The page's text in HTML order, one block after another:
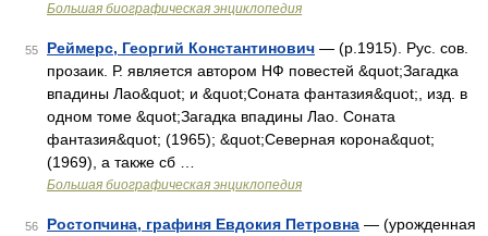
Большая биографическая энциклопедия
55 Реймерс, Георгий Константинович — (р.1915). Рус. сов.
прозаик. Р. является автором НФ повестей &quot;Загадка
впадины Лао&quot; и &quot;Соната фантазия&quot;, изд. в
одном томе &quot;Загадка впадины Лао. Соната
фантазия&quot; (1965); &quot;Северная корона&quot;
(1969), а также сб …
Большая биографическая энциклопедия
56 Ростопчина, графиня Евдокия Петровна — (урожденная